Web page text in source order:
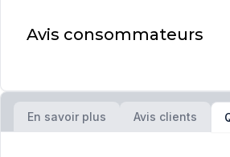
Avis consommateurs
En savoir plus Avis clients